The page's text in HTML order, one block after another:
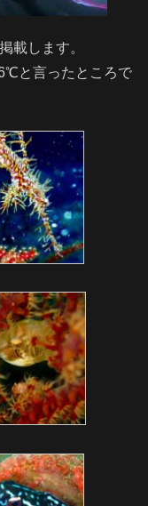
載します。
と言ったところで